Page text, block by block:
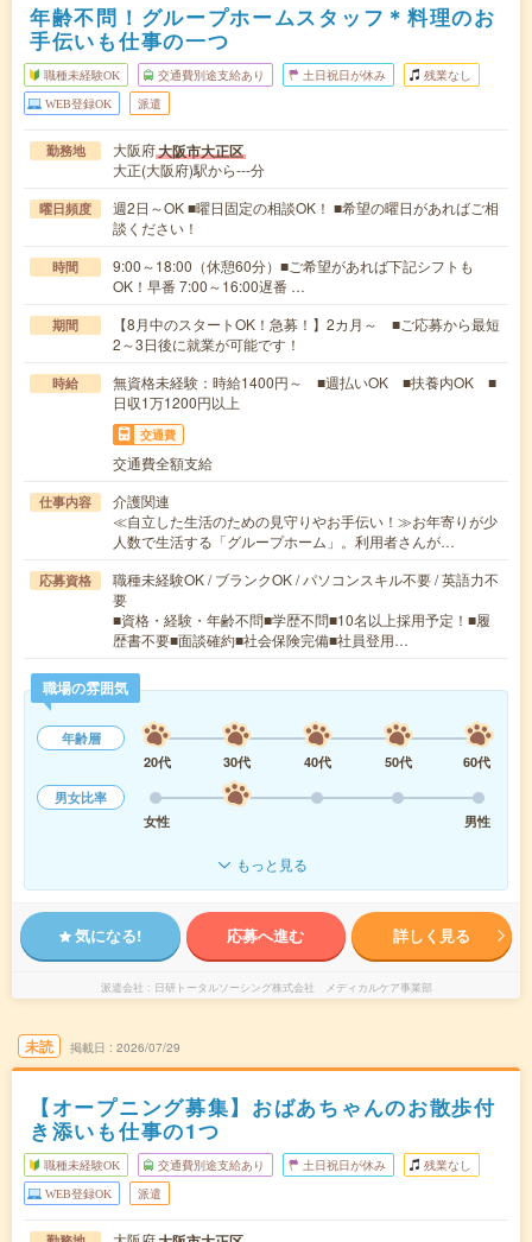
年齢不問！グループホームスタッフ＊料理のお
手伝いも仕事の一つ
職種未経験OK 交通費別途支給あり 土日祝日が休み 残業なし
WEB登録OK 派遣
勤務地 大阪府大阪市大正区
大正(大阪府)駅から---分
曜日頻度
週2日～OK ■曜日固定の相談OK！ ■希望の曜日があればご相
談ください！
時間
9:00～18:00（休憩60分）■ご希望があれば下記シフトも
OK！早番 7:00～16:00遅番 …
期間
【8月中のスタートOK！急募！】2カ月～ ■ご応募から最短
2～3日後に就業が可能です！
時給
無資格未経験：時給1400円～ ■週払いOK ■扶養内OK ■
日収1万1200円以上
交通費
交通費全額支給
仕事内容
介護関連
≪自立した生活のための見守りやお手伝い！≫お年寄りが少
人数で生活する「グループホーム」。利用者さんが…
応募資格
職種未経験OK / ブランクOK / パソコンスキル不要 / 英語力不
要
■資格・経験・年齢不問■学歴不問■10名以上採用予定！■履
歴書不要■面談確約■社会保険完備■社員登用…
職場の雰囲気
年齢層
20代
30代 40代 50代
60代
男女比率
女性
男性
もっと見る
気になる! 応募へ進む 詳しく見る
派遣会社 日研トータルソーシング株式会社 メディカルケア事業部
未読 掲載日 2026/07/29
【オープニング募集】おばあちゃんのお散歩付
き添いも仕事の1つ
職種未経験OK 交通費別途支給あり 土日祝日が休み 残業なし
WEB登録OK 派遣